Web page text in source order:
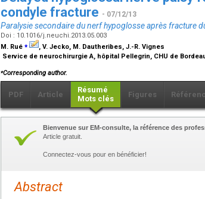
condyle fracture - 07/12/13
Paralysie secondaire du nerf hypoglosse après fracture
Doi : 10.1016/j.neuchi.2013.05.003
M. Rué ⁎
, V. Jecko, M. Dautheribes, J.-R. Vignes
Service de neurochirurgie A, hôpital Pellegrin, CHU de
⁎Corresponding author.
PDF Article
Résumé
Mots clés
Figures
Bienvenue sur EM-consulte, la référence des
Article gratuit.
Connectez-vous pour en bénéficier!
Abstract